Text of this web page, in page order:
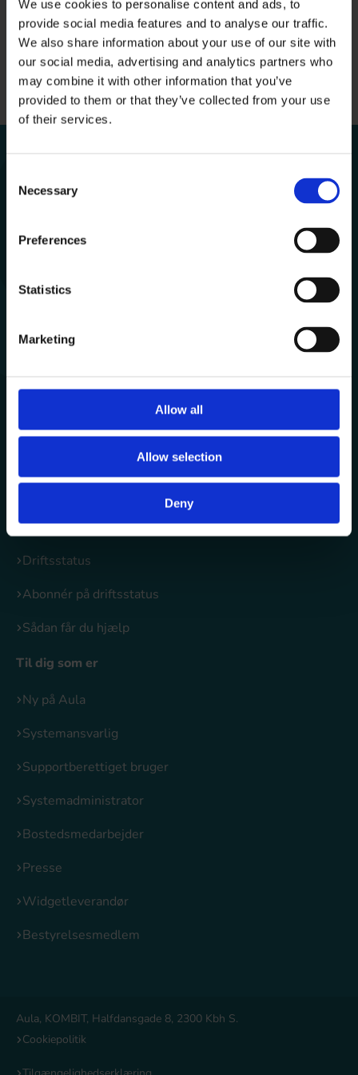
We use cookies to personalise content and ads, to
provide social media features and to analyse our traffic.
We also share information about your use of our site with
our social media, advertising and analytics partners who
may combine it with other information that you’ve
provided to them or that they’ve collected from your use
of their services.
Selection
Necessary
Preferences
Statistics
Marketing
Allow all
Allow selection
Deny
Informationsvideo:Informationsvideo med beskrivelse
af opdateringen til release 2.12(OBS: Åbner i
Vimeo.com)
Om Aula
Om Aula
Den gode anvendelse
Opdateringer
Driftsstatus
Abonnér på driftsstatus
Sådan får du hjælp
Til dig som er
Ny på Aula
Systemansvarlig
Supportberettiget bruger
Systemadministrator
Bostedsmedarbejder
Presse
Widgetleverandør
Bestyrelsesmedlem
Aula, KOMBIT, Halfdansgade 8, 2300 Kbh S.
Cookiepolitik